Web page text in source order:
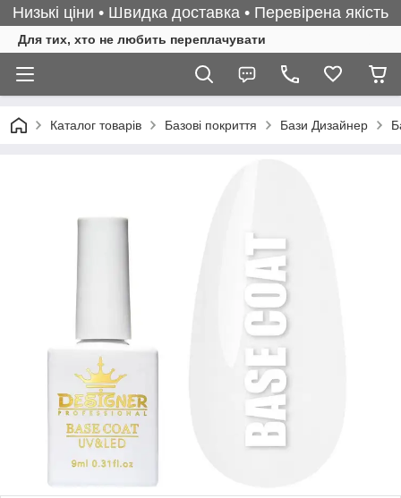
Низькі ціни • Швидка доставка • Перевірена якість
Для тих, хто не любить переплачувати
Каталог товарів Базові покриття Бази Дизайнер